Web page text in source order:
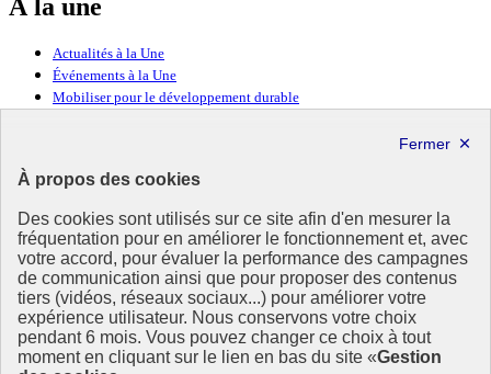
À propos des cookies
Des cookies sont utilisés sur ce site afin d'en mesurer la
fréquentation pour en améliorer le fonctionnement et, avec
votre accord, pour évaluer la performance des campagnes
de communication ainsi que pour proposer des contenus
tiers (vidéos, réseaux sociaux...) pour améliorer votre
expérience utilisateur. Nous conservons votre choix
pendant 6 mois. Vous pouvez changer ce choix à tout
moment en cliquant sur le lien en bas du site «Gestion
À la une
Actualités à la Une
Événements à la Une
Mobiliser pour le développement durable
Ressources
Ressources
La Méth’ODD
Gouvernement
Ce site propose l’information de référence concernant l’Agenda
2030 et la feuille de route de la France. Il valorise la mobilisation de